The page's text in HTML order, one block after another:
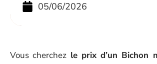
05/06/2026
Vous cherchez le prix d’un Bichon